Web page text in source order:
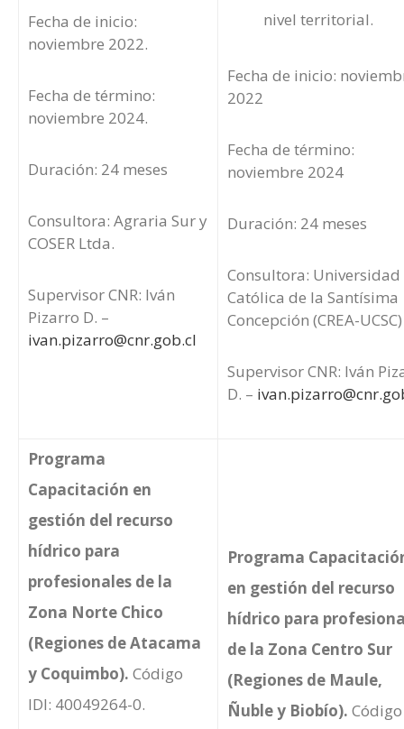
Fecha de inicio:
noviembre 2022.
Fecha de término:
noviembre 2024.
Duración: 24 meses
Consultora: Agraria Sur y
COSER Ltda.
Supervisor CNR: Iván
Pizarro D. –
ivan.pizarro@cnr.gob.cl
nivel territorial.
Fecha de inicio:
2022
Fecha de término:
noviembre 2024
Duración: 24 meses
Consultora: Universidad
Católica de la Santísima
Concepción (CREA-UCSC)
Supervisor CNR: Iván
D. –
Programa
Capacitación en
gestión del recurso
hídrico para
profesionales de la
Zona Norte Chico
(Regiones de Atacama
y Coquimbo). Código
IDI: 40049264-0.
Programa
en gestión del recurso
hídrico para
de la Zona Centro Sur
(Regiones de Maule,
Ñuble y Biobío).